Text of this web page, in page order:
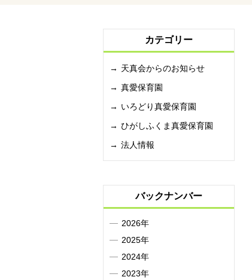
カテゴリー
天真会からのお知らせ
真愛保育園
いろどり真愛保育園
ひがしふくま真愛保育園
法人情報
バックナンバー
2026年
2025年
2024年
2023年